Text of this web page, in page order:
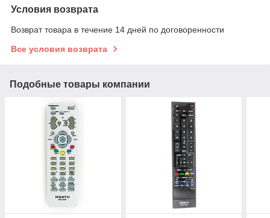
Условия возврата
Возврат товара в течение 14 дней по договоренности
Все условия возврата
Подобные товары компании